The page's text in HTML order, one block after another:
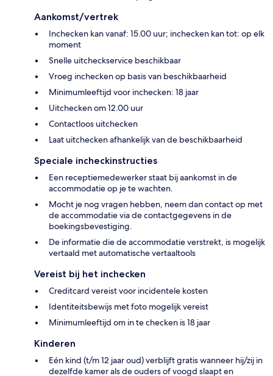
Aankomst/vertrek
Inchecken kan vanaf: 15.00 uur; inchecken kan tot: op elk
moment
Snelle uitcheckservice beschikbaar
Vroeg inchecken op basis van beschikbaarheid
Minimumleeftijd voor inchecken: 18 jaar
Uitchecken om 12.00 uur
Contactloos uitchecken
Laat uitchecken afhankelijk van de beschikbaarheid
Speciale incheckinstructies
Een receptiemedewerker staat bij aankomst in de
accommodatie op je te wachten.
Mocht je nog vragen hebben, neem dan contact op met
de accommodatie via de contactgegevens in de
boekingsbevestiging.
De informatie die de accommodatie verstrekt, is mogelijk
vertaald met automatische vertaaltools
Vereist bij het inchecken
Creditcard vereist voor incidentele kosten
Identiteitsbewijs met foto mogelijk vereist
Minimumleeftijd om in te checken is 18 jaar
Kinderen
Eén kind (t/m 12 jaar oud) verblijft gratis wanneer hij/zij in
dezelfde kamer als de ouders of voogd slaapt en